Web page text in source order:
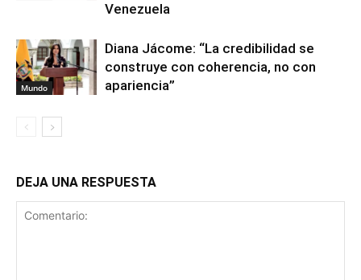
Venezuela
Mundo
Diana Jácome: “La credibilidad se
construye con coherencia, no con
apariencia”
DEJA UNA RESPUESTA